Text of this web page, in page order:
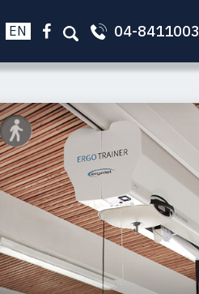
04-8411003
EN